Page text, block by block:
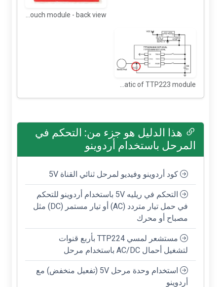
TTP223 Touch module - back view
Schematic of TTP223 module
هذا الدليل هو جزء من: التحكم في
المرحل باستخدام أردوينو
كود أردوينو وفيديو لمرحل ثنائي القناة 5V
التحكم في ريليه 5V باستخدام أردوينو للتحكم
في حمل تيار متردد (AC) أو تيار مستمر (DC) مثل
مصباح أو محرك
مستشعر لمسي TTP224 بأربع قنوات
لتشغيل أحمال AC/DC باستخدام مرحل
استخدام وحدة مرحل 5V (تفعيل منخفض) مع
أردوينو